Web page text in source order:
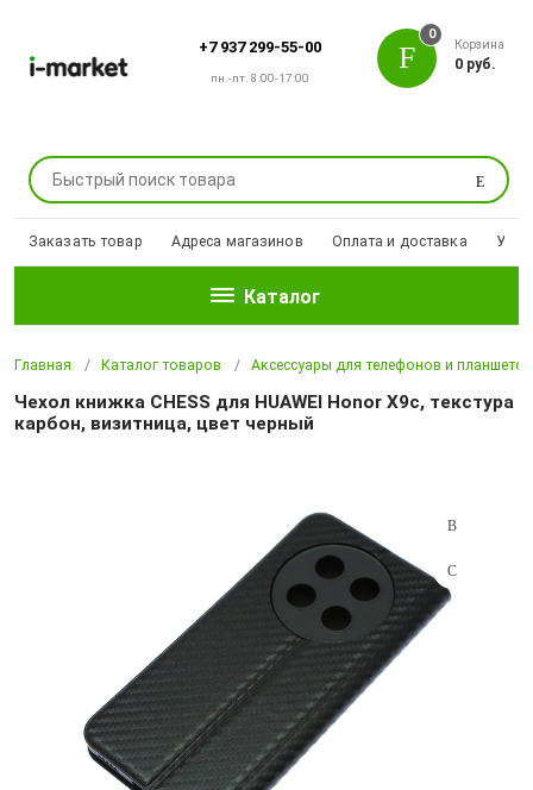
+7 937 299-55-00
пн.-пт. 8:00-17:00
Поиск
0
Корзина
0 руб.
Заказать товар Адреса магазинов Оплата и доставка
Каталог
Главная Каталог товаров Аксессуары для телефонов и планшетов
Чехол книжка CHESS для HUAWEI Honor X9c, текстура
карбон, визитница, цвет черный